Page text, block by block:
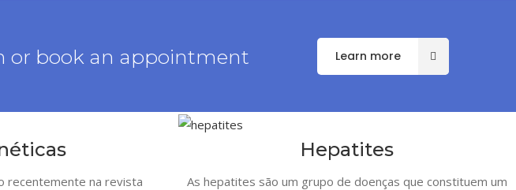
or book an appointment Learn more
recentemente na revista
Hepatites
As hepatites são um grupo de doenças que constituem um